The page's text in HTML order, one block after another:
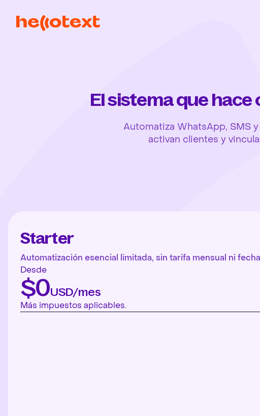
El sistema que
Automatiza WhatsApp, SMS
activan clientes y
Starter
Automatización esencial limitada, sin tarifa mensual ni
Desde
$0USD/mes
Más impuestos aplicables.